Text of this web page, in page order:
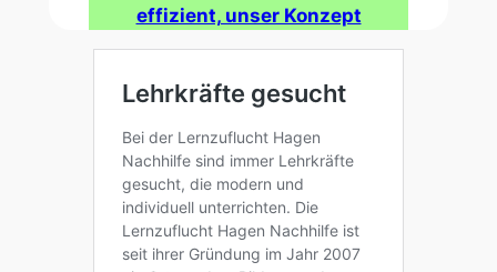
effizient, unser Konzept